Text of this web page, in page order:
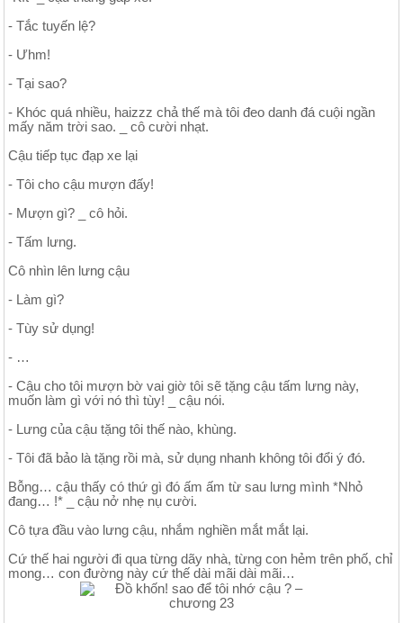
- Tắc tuyến lệ?
- Ưhm!
- Tại sao?
- Khóc quá nhiều, haizzz chả thế mà tôi đeo danh đá cuội ngần
mấy năm trời sao. _ cô cười nhạt.
Cậu tiếp tục đạp xe lại
- Tôi cho cậu mượn đấy!
- Mượn gì? _ cô hỏi.
- Tấm lưng.
Cô nhìn lên lưng cậu
- Làm gì?
- Tùy sử dụng!
- …
- Cậu cho tôi mượn bờ vai giờ tôi sẽ tặng cậu tấm lưng này,
muốn làm gì với nó thì tùy! _ cậu nói.
- Lưng của cậu tặng tôi thế nào, khùng.
- Tôi đã bảo là tặng rồi mà, sử dụng nhanh không tôi đổi ý đó.
Bỗng… cậu thấy có thứ gì đó ấm ấm từ sau lưng mình *Nhỏ
đang… !* _ cậu nở nhẹ nụ cười.
Cô tựa đầu vào lưng cậu, nhắm nghiền mắt mắt lại.
Cứ thế hai người đi qua từng dãy nhà, từng con hẻm trên phố, chỉ
mong… con đường này cứ thế dài mãi dài mãi…